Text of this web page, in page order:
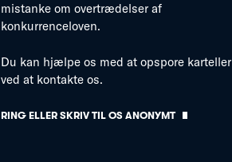
mistanke om overtrædelser af
konkurrenceloven.
Du kan hjælpe os med at opspore karteller
ved at kontakte os.
RING ELLER SKRIV TIL OS ANONYMT